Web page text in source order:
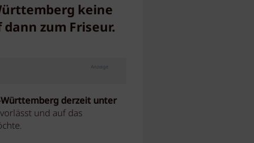
keine
zum Friseur.
Anzeige
derzeit unter
und auf das